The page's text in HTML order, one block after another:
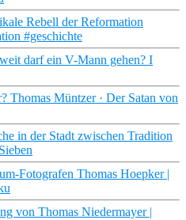
Rebell der Reformation
#geschichte
darf ein V-Mann gehen? I
Thomas Müntzer · Der Satan von
in der Stadt zwischen Tradition
Fotografen Thomas Hoepker |
von Thomas Niedermayer |